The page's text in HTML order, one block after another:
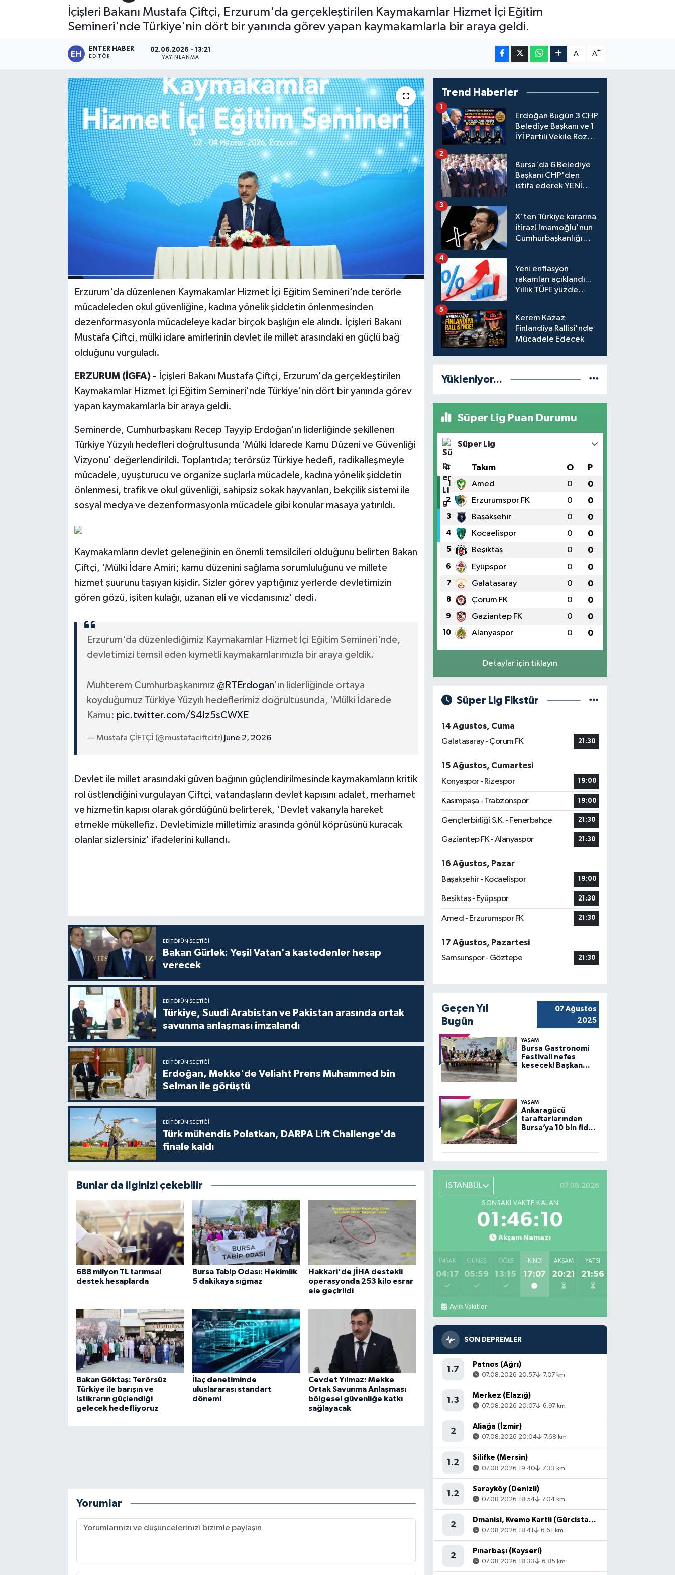
İçişleri Bakanı Mustafa Çiftçi, Erzurum'da gerçekleştirilen Kaymakamlar Hizmet İçi Eğitim
Semineri'nde Türkiye'nin dört bir yanında görev yapan kaymakamlarla bir araya geldi.
ENTER HABER
EDITÖR
02.06.2026 - 13:21
YAYINLANMA
A- A+
Erzurum'da düzenlenen Kaymakamlar Hizmet İçi Eğitim Semineri'nde terörle
mücadeleden okul güvenliğine, kadına yönelik şiddetin önlenmesinden
dezenformasyonla mücadeleye kadar birçok başlığın ele alındı. İçişleri Bakanı
Mustafa Çiftçi, mülki idare amirlerinin devlet ile millet arasındaki en güçlü bağ
olduğunu vurguladı.
ERZURUM (İGFA) - İçişleri Bakanı Mustafa Çiftçi, Erzurum'da gerçekleştirilen
Kaymakamlar Hizmet İçi Eğitim Semineri'nde Türkiye'nin dört bir yanında görev
yapan kaymakamlarla bir araya geldi.
Seminerde, Cumhurbaşkanı Recep Tayyip Erdoğan'ın liderliğinde şekillenen
Türkiye Yüzyılı hedefleri doğrultusunda 'Mülki İdarede Kamu Düzeni ve Güvenliği
Vizyonu' değerlendirildi. Toplantıda; terörsüz Türkiye hedefi, radikalleşmeyle
mücadele, uyuşturucu ve organize suçlarla mücadele, kadına yönelik şiddetin
önlenmesi, trafik ve okul güvenliği, sahipsiz sokak hayvanları, bekçilik sistemi ile
sosyal medya ve dezenformasyonla mücadele gibi konular masaya yatırıldı.
Kaymakamların devlet geleneğinin en önemli temsilcileri olduğunu belirten Bakan
Çiftçi, 'Mülki İdare Amiri; kamu düzenini sağlama sorumluluğunu ve millete
hizmet şuurunu taşıyan kişidir. Sizler görev yaptığınız yerlerde devletimizin
gören gözü, işiten kulağı, uzanan eli ve vicdanısınız' dedi.
Erzurum'da düzenlediğimiz Kaymakamlar Hizmet İçi Eğitim Semineri'nde,
devletimizi temsil eden kıymetli kaymakamlarımızla bir araya geldik.
Muhterem Cumhurbaşkanımız @RTErdogan'ın liderliğinde ortaya
koyduğumuz Türkiye Yüzyılı hedeflerimiz doğrultusunda, 'Mülki İdarede
Kamu: pic.twitter.com/S4Iz5sCWXE
— Mustafa ÇİFTÇİ (@mustafaciftcitr) June 2, 2026
Devlet ile millet arasındaki güven bağının güçlendirilmesinde kaymakamların kritik
rol üstlendiğini vurgulayan Çiftçi, vatandaşların devlet kapısını adalet, merhamet
ve hizmetin kapısı olarak gördüğünü belirterek, 'Devlet vakarıyla hareket
etmekle mükellefiz. Devletimizle milletimiz arasında gönül köprüsünü kuracak
olanlar sizlersiniz' ifadelerini kullandı.
EDITÖRÜN SEÇTIĞI
Bakan Gürlek: Yeşil Vatan'a kastedenler hesap
verecek
EDITÖRÜN SEÇTIĞI
Türkiye, Suudi Arabistan ve Pakistan arasında ortak
savunma anlaşması imzalandı
EDITÖRÜN SEÇTIĞI
Erdoğan, Mekke'de Veliaht Prens Muhammed bin
Selman ile görüştü
EDITÖRÜN SEÇTIĞI
Türk mühendis Polatkan, DARPA Lift Challenge'da
finale kaldı
Bunlar da ilginizi çekebilir
688 milyon TL tarımsal
destek hesaplarda
Bursa Tabip Odası: Hekimlik
5 dakikaya sığmaz
Hakkari'de JİHA destekli
operasyonda 253 kilo esrar
ele geçirildi
Bakan Göktaş: Terörsüz
Türkiye ile barışın ve
istikrarın güçlendiği
gelecek hedefliyoruz
İlaç denetiminde
uluslararası standart
dönemi
Cevdet Yılmaz: Mekke
Ortak Savunma Anlaşması
bölgesel güvenliğe katkı
sağlayacak
Yorumlar
Trend Haberler
Erdoğan Bugün 3 CHP
Belediye Başkanı ve 1
İYİ Partili Vekile Rozet
1
Bursa'da 6 Belediye
Başkanı CHP'den
istifa ederek YENİ
2
X'ten Türkiye kararına
itiraz! İmamoğlu'nun
Cumhurbaşkanlığı
engeli mahkemeye
taşındı
3
Yeni enflasyon
rakamları açıklandı...
Yıllık TÜFE yüzde
4
Kerem Kazaz
Finlandiya Rallisi'nde
Mücadele Edecek
5
Yükleniyor...
Süper Lig Puan Durumu
Süper Lig
# Takım O P
1 Amed 0 0
2 Erzurumspor FK 0 0
3 Başakşehir 0 0
4 Kocaelispor 0 0
5 Beşiktaş 0 0
6 Eyüpspor 0 0
7 Galatasaray 0 0
8 Çorum FK 0 0
9 Gaziantep FK 0 0
10 Alanyaspor 0 0
Detaylar için tıklayın
Süper Lig Fikstür
14 Ağustos, Cuma
Galatasaray - Çorum FK
21:30
15 Ağustos, Cumartesi
Konyaspor - Rizespor
19:00
Kasımpaşa - Trabzonspor 19:00
Gençlerbirliği S.K. - Fenerbahçe 21:30
Gaziantep FK - Alanyaspor 21:30
16 Ağustos, Pazar
Başakşehir - Kocaelispor
19:00
Beşiktaş - Eyüpspor 21:30
Amed - Erzurumspor FK 21:30
17 Ağustos, Pazartesi
Samsunspor - Göztepe
21:30
Geçen Yıl
Bugün
07 Ağustos
2025
YAŞAM
Bursa Gastronomi
Festivali nefes
kesecek! Başkan
açıklama
YAŞAM
Ankaragücü
taraftarlarından
Bursa’ya 10 bin fidan
İSTANBUL 07.08.2026
SONRAKI VAKTE KALAN
01:46:09
Akşam Namazı
İMSAK
04:17
GÜNEŞ
05:59
ÖĞLE
13:15
İKINDI
17:07
AKŞAM
20:21
YATSI
21:56
Aylık Vakitler
SON DEPREMLER
1.7
Patnos (Ağrı)
07.08.2026 20:57 7.07 km
1.3
Merkez (Elazığ)
07.08.2026 20:07 6.97 km
2
Aliağa (İzmir)
07.08.2026 20:04 7.68 km
1.2
Silifke (Mersin)
07.08.2026 19:40 7.33 km
1.2
Sarayköy (Denizli)
07.08.2026 18:54 7.04 km
2
Dmanisi, Kvemo Kartli (Gürcistan) - [53.36 km] Akyaka (Kars)
07.08.2026 18:41 6.61 km
2
Pınarbaşı (Kayseri)
07.08.2026 18:33 6.85 km
KÜLTÜR SANAT